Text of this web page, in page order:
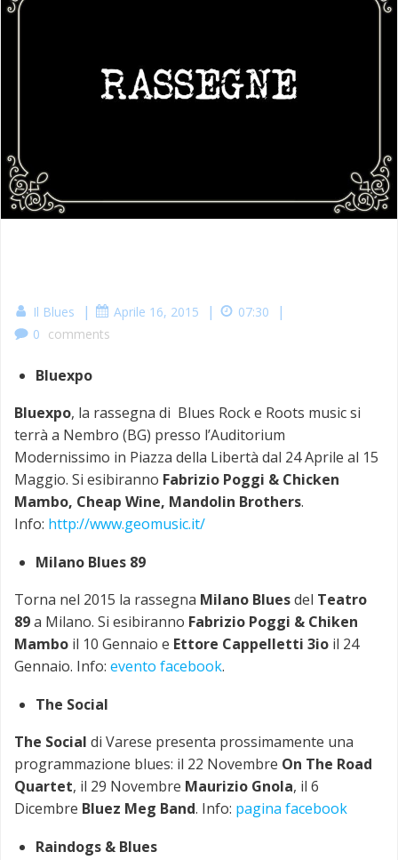
Il Blues | Aprile 16, 2015 | 07:30 |
0 comments
Bluexpo
Bluexpo, la rassegna di Blues Rock e Roots music si
terrà a Nembro (BG) presso l’Auditorium
Modernissimo in Piazza della Libertà dal 24 Aprile al 15
Maggio. Si esibiranno Fabrizio Poggi & Chicken
Mambo, Cheap Wine, Mandolin Brothers.
Info: http://www.geomusic.it/
Milano Blues 89
Torna nel 2015 la rassegna Milano Bluesdel Teatro
89a Milano. Si esibiranno Fabrizio Poggi & Chiken
Mambo il 10 Gennaio e Ettore Cappelletti 3io il 24
Gennaio. Info: evento facebook.
The Social
The Social di Varese presenta prossimamente una
programmazione blues: il 22 Novembre On The Road
Quartet, il 29 Novembre Maurizio Gnola, il 6
Dicembre Bluez Meg Band. Info: pagina facebook
Raindogs & Blues